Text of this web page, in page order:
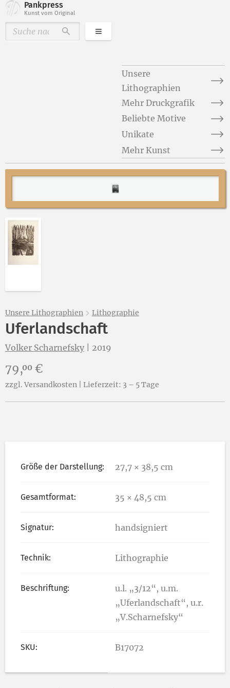
Pankpress
Kunst vom Original
DurchsuchenKategorien
Unsere
Lithographien
Mehr Druckgrafik
Beliebte Motive
Unikate
Mehr Kunst
Unsere Lithographien Lithographie
Uferlandschaft
Volker Scharnefsky 2019
Preis:
79,00 €
zzgl. Versandkosten | Lieferzeit: 3 – 5 Tage
Abbildung 2 von „Uferlandschaft“ von Volker
Größe der Darstellung: 27,7 × 38,5 cm
Gesamtformat: 35 × 48,5 cm
Signatur: handsigniert
Technik: Lithographie
Beschriftung:
u.l. „3/12“, u.m.
„Uferlandschaft“, u.r.
„V.Scharnefsky“
SKU: B17072